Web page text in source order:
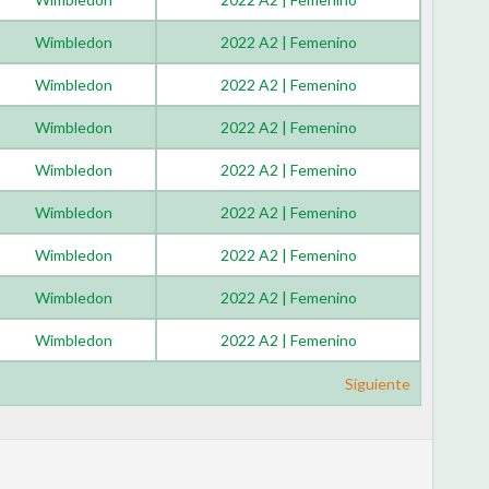
Wimbledon 2022 A2 | Femenino
Wimbledon 2022 A2 | Femenino
Wimbledon 2022 A2 | Femenino
Wimbledon 2022 A2 | Femenino
Wimbledon 2022 A2 | Femenino
Wimbledon 2022 A2 | Femenino
Wimbledon 2022 A2 | Femenino
Wimbledon 2022 A2 | Femenino
Siguiente